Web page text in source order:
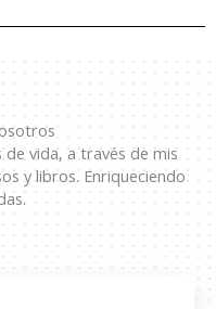
vida, a través de mis
y libros. Enriqueciendo